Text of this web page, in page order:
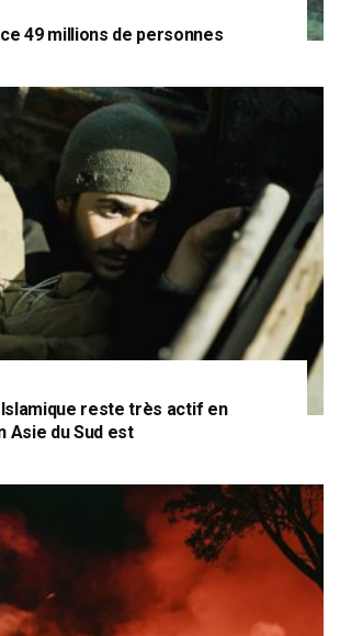
49 millions de personnes
Islamique reste très actif en
Asie du Sud est